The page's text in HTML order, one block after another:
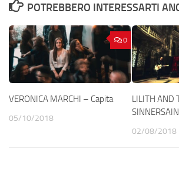
POTREBBERO INTERESSARTI
0
VERONICA MARCHI – Capita
05/10/2018
LILITH AND
02/08/2018